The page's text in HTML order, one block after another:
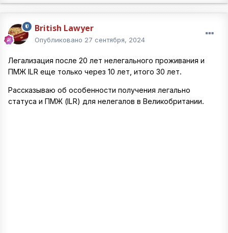
British Lawyer
Опубликовано 27 сентября, 2024
Легализация после 20 лет нелегального проживания и
ПМЖ ILR еще только через 10 лет, итого 30 лет.
Рассказываю об особенности получения легально
статуса и ПМЖ (ILR) для нелегалов в Великобритании.